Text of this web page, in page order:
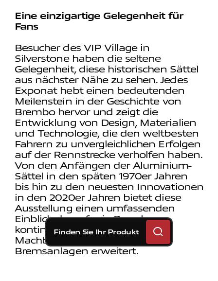
Eine einzigartige Gelegenheit für
Fans
Besucher des VIP Village in
Silverstone haben die seltene
Gelegenheit, diese historischen Sättel
aus nächster Nähe zu sehen. Jedes
Exponat hebt einen bedeutenden
Meilenstein in der Geschichte von
Brembo hervor und zeigt die
Entwicklung von Design, Materialien
und Technologie, die den weltbesten
Fahrern zu unvergleichlichen Erfolgen
auf der Rennstrecke verholfen haben.
Von den Anfängen der Aluminium-
Sättel in den späten 1970er Jahren
bis hin zu den neuesten Innovationen
in den 2020er Jahren bietet diese
Ausstellung einen umfassenden
Einblick darauf, wie Brembo
kontinuierlich die Grenzen des
Machbaren bei Motorrad-
Bremsanlagen erweitert.
Finden Sie Ihr Produkt